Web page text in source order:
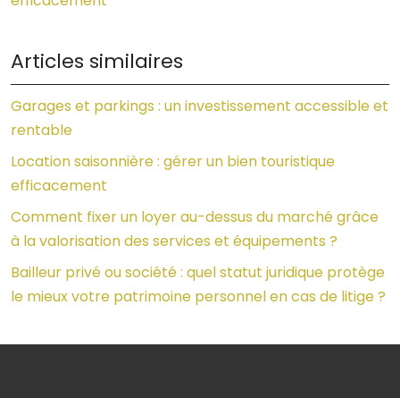
Articles similaires
Garages et parkings : un investissement accessible et
rentable
Location saisonnière : gérer un bien touristique
efficacement
Comment fixer un loyer au-dessus du marché grâce
à la valorisation des services et équipements ?
Bailleur privé ou société : quel statut juridique protège
le mieux votre patrimoine personnel en cas de litige ?